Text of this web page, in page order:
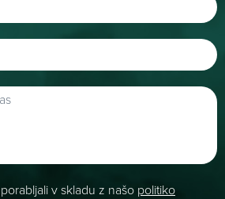
v skladu z našo politiko